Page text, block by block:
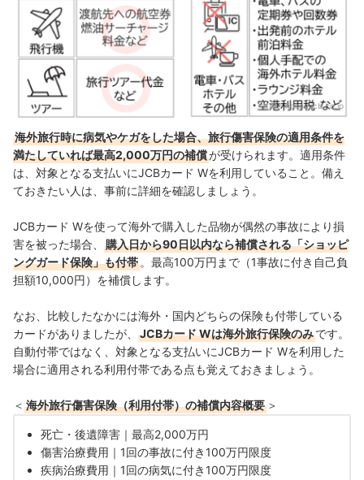
出典：hoken.jcb.co.jp
海外旅行時に病気やケガをした場合、旅行傷害保険の適用条件を
満たしていれば最高2,000万円の補償が受けられます。適用条件
は、対象となる支払いにJCBカード Wを利用していること。備え
ておきたい人は、事前に詳細を確認しましょう。
JCBカード Wを使って海外で購入した品物が偶然の事故により損
害を被った場合、
購入日から90日以内なら補償される「ショッピ
ングガード保険」も付帯。最高100万円まで（1事故に付き自己負
担額10,000円）を補償します。
なお、 比較したなかには海外・国内どちらの保険も付帯している
カードがありましたが、
JCBカード Wは海外旅行保険のみです。
自動付帯ではなく、 対象となる支払いにJCBカード Wを利用した
場合に適用される利用付帯である点も覚えておきましょう。
＜ 海外旅行傷害保険（利用付帯）の補償内容概要 ＞
死亡・後遺障害｜最高2,000万円
傷害治療費用｜1回の事故に付き100万円限度
疾病治療費用｜1回の病気に付き100万円限度